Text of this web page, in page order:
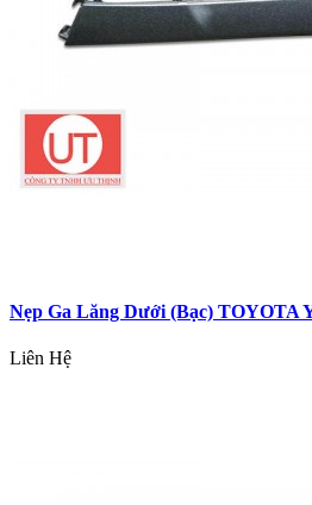
Nẹp Ga Lăng Dưới (Bạc) TOYOTA
Liên Hệ